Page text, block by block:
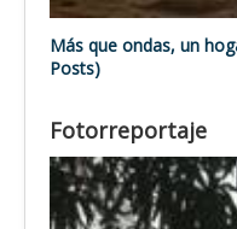
Más que ondas, un
Posts)
Fotorreportaje